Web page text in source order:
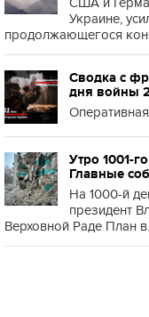
Украине,
продолжающегося
Сводка с
дня войны
Утро 1001-
Главные
На 1000-й
президент
Верховной Раде План